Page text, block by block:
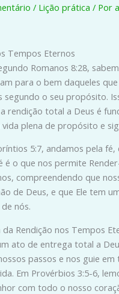
/ Lição prática / Por
Tempos Eternos
Romanos 8:28,
para o bem daqueles
segundo o seu propósito.
rendição total a Deus é
plena de propósito e
5:7, andamos pela fé,
é o que nos permite
compreendendo que
de Deus, e que Ele tem
nós.
Rendição nos Tempos
ato de entrega total a
passos e nos guie
Em Provérbios 3:5-6,
com todo o nosso